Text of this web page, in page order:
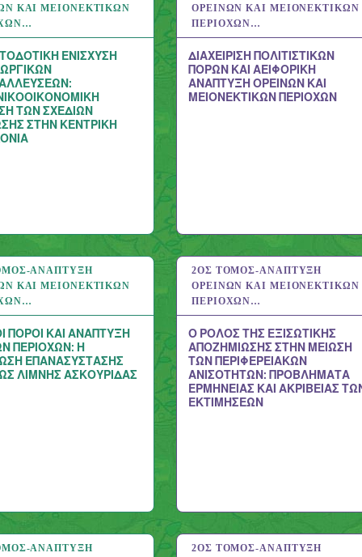
ΚΑΙ ΜΕΙΟΝΕΚΤΙΚΏΝ
ΕΝΙΣΧΥΣΗ
ΤΩΝ ΣΧΕΔΙΩΝ
ΣΤΗΝ ΚΕΝΤΡΙΚΗ
ΟΡΕΙΝΏΝ ΚΑΙ ΜΕΙΟΝΕΚΤΙΚΏΝ
ΠΕΡΙΟΧΏΝ…
ΔΙΑΧΕΙΡΙΣΗ ΠΟΛΙΤΙΣΤΙΚΩΝ
ΠΟΡΩΝ ΚΑΙ ΑΕΙΦΟΡΙΚΗ
ΑΝΑΠΤΥΞΗ ΟΡΕΙΝΩΝ ΚΑΙ
ΜΕΙΟΝΕΚΤΙΚΩΝ ΠΕΡΙΟΧΩΝ
ΑΝΆΠΤΥΞΗ
ΚΑΙ ΜΕΙΟΝΕΚΤΙΚΏΝ
ΠΟΡΟΙ ΚΑΙ ΑΝΑΠΤΥΞΗ
ΠΕΡΙΟΧΩΝ: Η
ΕΠΑΝΑΣΥΣΤΑΣΗΣ
ΛΙΜΝΗΣ ΑΣΚΟΥΡΙΔΑΣ
2ΟΣ ΤΌΜΟΣ-ΑΝΆΠΤΥΞΗ
ΟΡΕΙΝΏΝ ΚΑΙ ΜΕΙΟΝΕΚΤΙΚΏΝ
ΠΕΡΙΟΧΏΝ…
Ο ΡΟΛΟΣ ΤΗΣ ΕΞΙΣΩΤΙΚΗΣ
ΑΠΟΖΗΜΙΩΣΗΣ ΣΤΗΝ ΜΕΙΩΣΗ
ΤΩΝ ΠΕΡΙΦΕΡΕΙΑΚΩΝ
ΑΝΙΣΟΤΗΤΩΝ: ΠΡΟΒΛΗΜΑΤΑ
ΕΡΜΗΝΕΙΑΣ ΚΑΙ ΑΚΡΙΒΕΙΑΣ
ΕΚΤΙΜΗΣΕΩΝ
11 ΑΥΓ 2020
ΑΝΆΠΤΥΞΗ
2ΟΣ ΤΌΜΟΣ-ΑΝΆΠΤΥΞΗ
6 ΑΥΓ 2020